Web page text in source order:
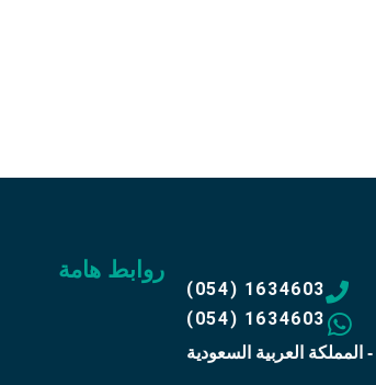
روابط هامة
(054) 1634603
(054) 1634603
المملكة العربية السعودية